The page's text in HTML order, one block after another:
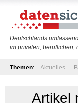
Deutschlands
im privaten, beruflichen,
Themen: Aktuelles
Artikel